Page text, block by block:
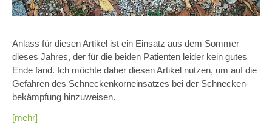
Anlass für diesen Artikel ist ein Einsatz aus dem Sommer
dieses Jahres, der für die beiden Patienten leider kein gutes
Ende fand. Ich möchte daher diesen Artikel nutzen, um auf die
Gefahren des Schneckenkorneinsatzes bei der Schnecken-
bekämpfung hinzuweisen.
[mehr]